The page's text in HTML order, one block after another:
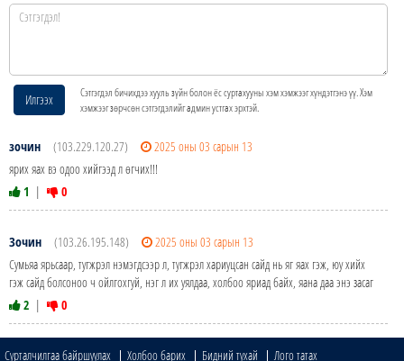
Илгээх
Сэтгэгдэл бичихдээ хууль зүйн болон ёс суртахууны хэм хэмжээг хүндэтгэнэ үү. Хэм
хэмжээг зөрчсөн сэтгэгдэлийг админ устгах эрхтэй.
зочин (103.229.120.27)
2025 оны 03 сарын 13
ярих яах вэ одоо хийгээд л өгчих!!!
1 | 0
Зочин (103.26.195.148)
2025 оны 03 сарын 13
Сумьяа ярьсаар, тугжрэл нэмэгдсээр л, тугжрэл хариуцсан сайд нь яг яах гэж, юу хийх
гэж сайд болсоноо ч ойлгохгуй, нэг л их уялдаа, холбоо яриад байх, яана даа энэ засаг
2 | 0
Сурталчилгаа байршуулах Холбоо барих Бидний тухай Лого татах